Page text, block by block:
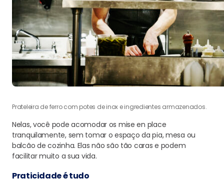
Prateleira de ferro com potes de inox e ingredientes armazenados.
Nelas, você pode acomodar os mise en place
tranquilamente, sem tomar o espaço da pia, mesa ou
balcão de cozinha. Elas não são tão caras e podem
facilitar muito a sua vida.
Praticidade é tudo